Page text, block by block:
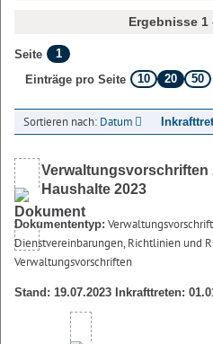
Ergebnisse 1
Seite
1
Einträge pro Seite
10 20 50
Sortieren nach: Datum
Haushalte 2023
Dokumententyp:
Dienstvereinbarungen, Richtlinien und
Verwaltungsvorschriften
Stand: 19.07.2023 Inkrafttreten: